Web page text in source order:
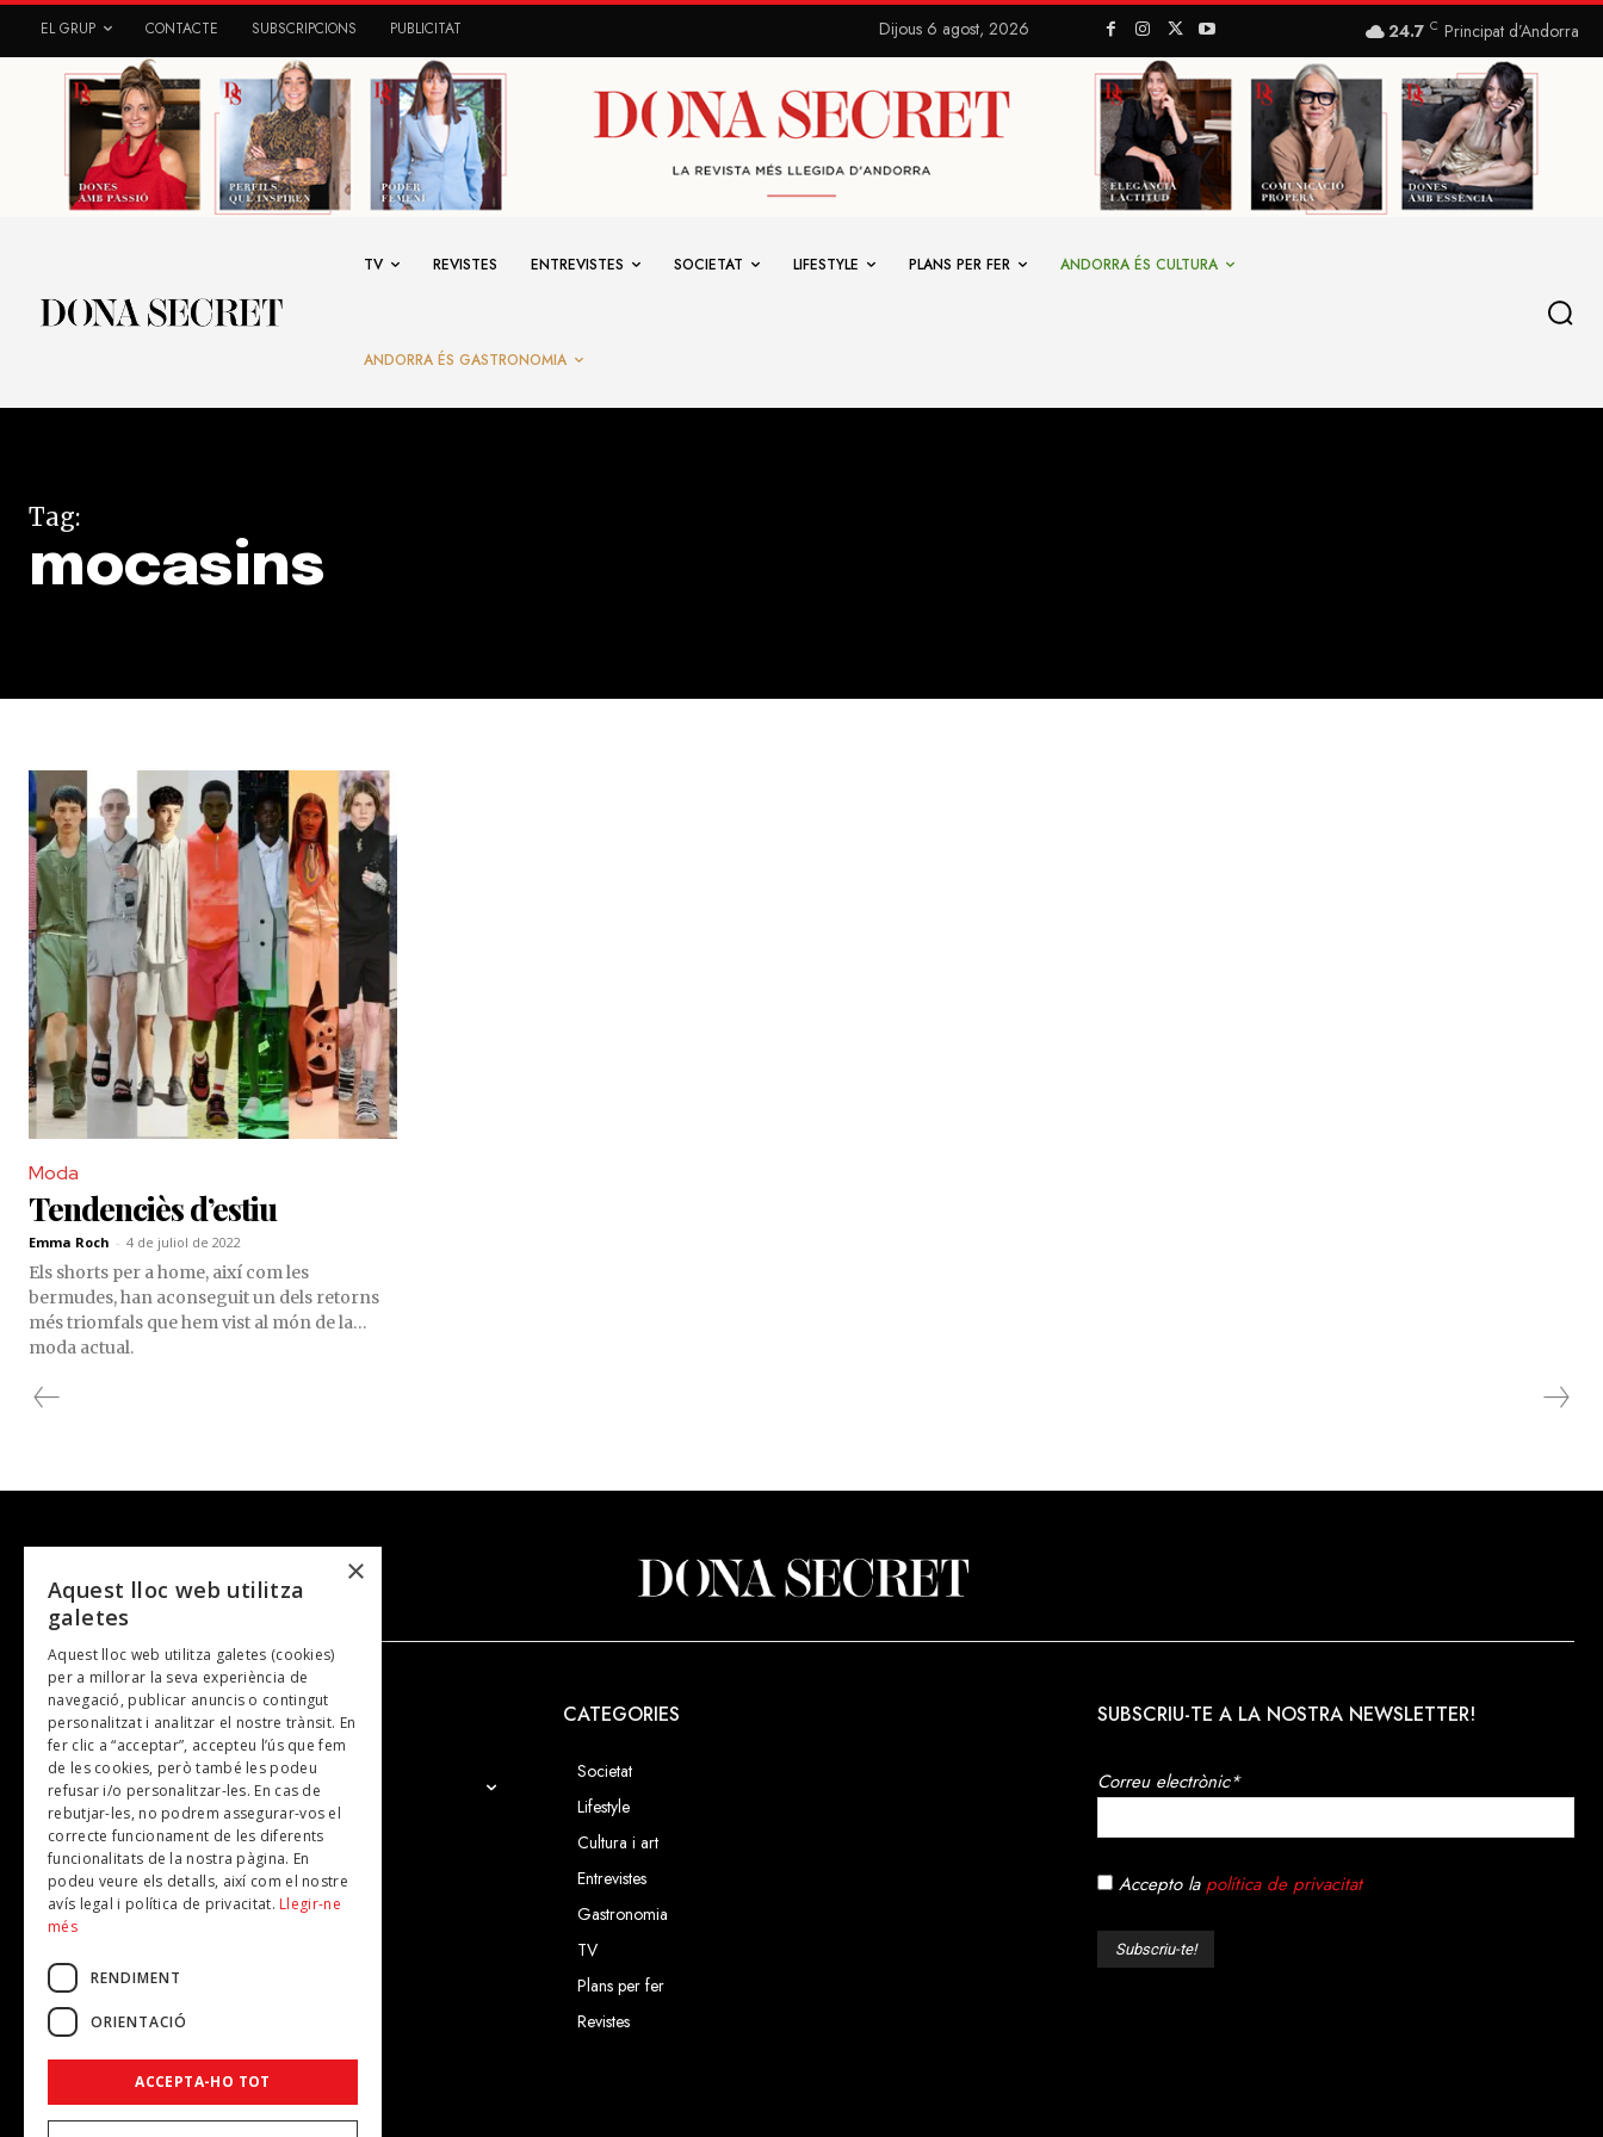
EL GRUP CONTACTE SUBSCRIPCIONS PUBLICITAT Dijous 6 agost, 2026 24.7 C Principat d’Andorra
TV REVISTES ENTREVISTES SOCIETAT LIFESTYLE PLANS PER FER ANDORRA ÉS CULTURA
ANDORRA ÉS GASTRONOMIA
Tag:
mocasins
Moda
Tendenciès d’estiu
Emma Roch - 4 de juliol de 2022
Els shorts per a home, així com les
bermudes, han aconseguit un dels retorns
més triomfals que hem vist al món de la
moda actual.
NOSALTRES
El Grup
Contacte
Subscripcions
Publicitat
CATEGORIES
Societat
Lifestyle
Cultura i art
Entrevistes
Gastronomia
TV
Plans per fer
Revistes
SUBSCRIU-TE A LA NOSTRA NEWSLETTER!
Correu electrònic*
Accepto la política de privacitat
×
Aquest lloc web utilitza
galetes
Aquest lloc web utilitza galetes (cookies)
per a millorar la seva experiència de
navegació, publicar anuncis o contingut
personalitzat i analitzar el nostre trànsit. En
fer clic a “acceptar”, accepteu l’ús que fem
de les cookies, però també les podeu
refusar i/o personalitzar-les. En cas de
rebutjar-les, no podrem assegurar-vos el
correcte funcionament de les diferents
funcionalitats de la nostra pàgina. En
podeu veure els detalls, així com el nostre
avís legal i política de privacitat. Llegir-ne
més
RENDIMENT
ORIENTACIÓ
ACCEPTA-HO TOT